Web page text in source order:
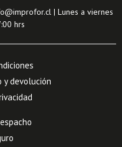
| Lunes a viernes
hrs
y devolución